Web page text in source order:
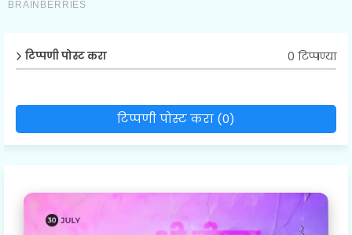
टिप्पणी पोस्ट करा 0 टिप्पण्या
टिप्पणी पोस्ट करा (0)